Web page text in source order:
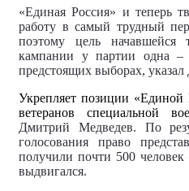
«Единая Россия» и теперь
работу в самый трудный
поэтому цель начавшейся
кампании у партии одна –
предстоящих выборах,
Укрепляет позиции «Единой
ветеранов специальной
Дмитрий Медведев. По
голосования право
получили почти 500
выдвигался.